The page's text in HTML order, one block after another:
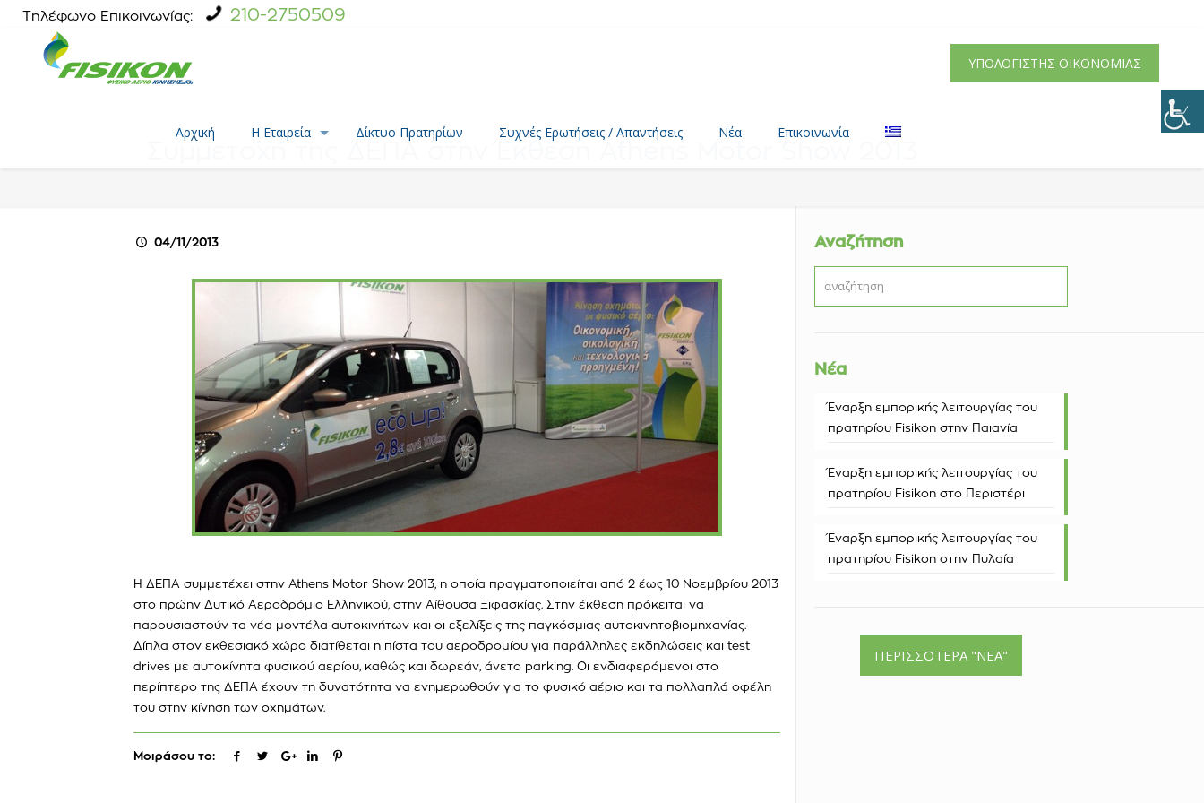
Τηλέφωνο Επικοινωνίας: 210-2750509
Αρχική Η Εταιρεία Δίκτυο Πρατηρίων Συχνές Ερωτήσεις / Απαντήσεις Νέα Επικοινωνία
ΥΠΟΛΟΓΙΣΤΗΣ ΟΙΚΟΝΟΜΙΑΣ
04/11/2013
Η ΔΕΠΑ συμμετέχει στην Athens Motor Show 2013, η οποία πραγματοποιείται από 2 έως 10 Νοεμβρίου 2013
στο πρώην Δυτικό Αεροδρόμιο Ελληνικού, στην Αίθουσα Ξιφασκίας. Στην έκθεση πρόκειται να
παρουσιαστούν τα νέα μοντέλα αυτοκινήτων και οι εξελίξεις της παγκόσμιας αυτοκινητοβιομηχανίας.
Δίπλα στον εκθεσιακό χώρο διατίθεται η πίστα του αεροδρομίου για παράλληλες εκδηλώσεις και test
drives με αυτοκίνητα φυσικού αερίου, καθώς και δωρεάν, άνετο parking. Οι ενδιαφερόμενοι στο
περίπτερο της ΔΕΠΑ έχουν τη δυνατότητα να ενημερωθούν για το φυσικό αέριο και τα πολλαπλά οφέλη
του στην κίνηση των οχημάτων.
Μοιράσου το:
Αναζήτηση
Νέα
Έναρξη εμπορικής λειτουργίας του
πρατηρίου Fisikon στην Παιανία
Έναρξη εμπορικής λειτουργίας του
πρατηρίου Fisikon στο Περιστέρι
Έναρξη εμπορικής λειτουργίας του
πρατηρίου Fisikon στην Πυλαία
ΠΕΡΙΣΣΟΤΕΡΑ "ΝΕΑ"